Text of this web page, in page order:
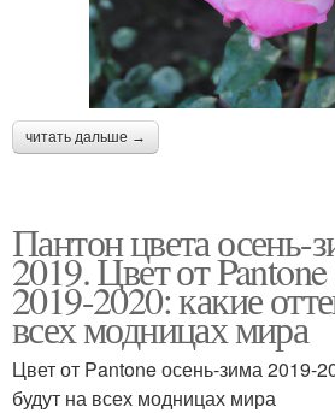
читать дальше →
Пантон цвета осень-
2019. Цвет от
2019-2020: какие
всех модницах мира
Цвет от Pantone осень-зима 2019-
будут на всех модницах мира